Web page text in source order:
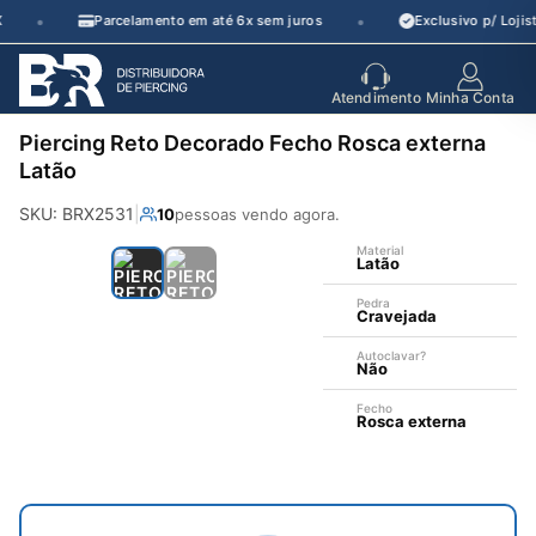
Pular
para
conteúdo
• Parcelamento em até 6x sem juros • Exclusivo p/
seu parceiro de crescimento Atendimento Minha Conta
Piercing Reto Decorado Fecho Rosca externa
Latão
SKU: BRX2531 10pessoas vendo agora.
Material
Latão
Pedra
Cravejada
Autoclavar?
Não
Fecho
Rosca externa